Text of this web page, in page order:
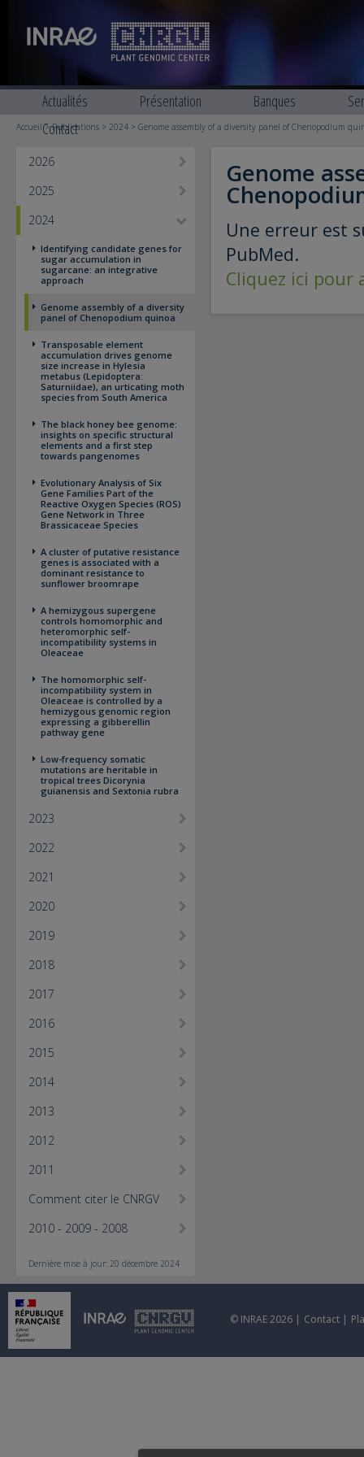
Actualités Présentation Banques
Contact
Accueil>Publications > 2024 > Genome assembly of a diversity panel of Chenopodium
2026
2025
2024
Identifying candidate genes for
sugar accumulation in
sugarcane: an integrative
approach
Genome assembly of a diversity
panel of Chenopodium quinoa
Transposable element
accumulation drives genome
size increase in Hylesia
metabus (Lepidoptera:
Saturniidae), an urticating moth
species from South America
The black honey bee genome:
insights on specific structural
elements and a first step
towards pangenomes
Evolutionary Analysis of Six
Gene Families Part of the
Reactive Oxygen Species (ROS)
Gene Network in Three
Brassicaceae Species
A cluster of putative resistance
genes is associated with a
dominant resistance to
sunflower broomrape
A hemizygous supergene
controls homomorphic and
heteromorphic self-
incompatibility systems in
Oleaceae
The homomorphic self-
incompatibility system in
Oleaceae is controlled by a
hemizygous genomic region
expressing a gibberellin
pathway gene
Low-frequency somatic
mutations are heritable in
tropical trees Dicorynia
guianensis and Sextonia rubra
2023
2022
2021
2020
2019
2018
2017
2016
2015
2014
2013
2012
2011
Comment citer le CNRGV
2010 - 2009 - 2008
Dernière mise à jour: 20 décembre 2024
Genome
Une erreur est
PubMed.
Cliquez ici pour
© INRAE 2026 | Contact |